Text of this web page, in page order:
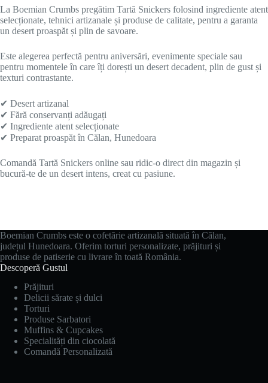
La Boemian Crumbs pregătim Tartă Snickers folosind ingrediente atent
selecționate, tehnici artizanale și produse de calitate, pentru a garanta
un desert proaspăt și plin de savoare.
Este alegerea perfectă pentru aniversări, evenimente speciale sau
pentru momentele în care îți dorești un desert decadent, plin de gust și
texturi contrastante.
✔ Desert artizanal
✔ Fără conservanți adăugați
✔ Ingrediente atent selecționate
✔ Preparat proaspăt în Călan, Hunedoara
Comandă Tartă Snickers online sau ridic-o direct din magazin și
bucură-te de un desert intens, creat cu pasiune.
Boemian Crumbs este o cofetărie artizanală situată în Călan,
județul Hunedoara. Oferim torturi personalizate, prăjituri și
produse de patiserie cu livrare în toată România.
Descoperă Gustul
Prăjituri
Delicii sărate și dulci
Torturi
Produse Sarbatori
Muffins & Cupcakes
Specialități din ciocolată
Comandă Personalizată